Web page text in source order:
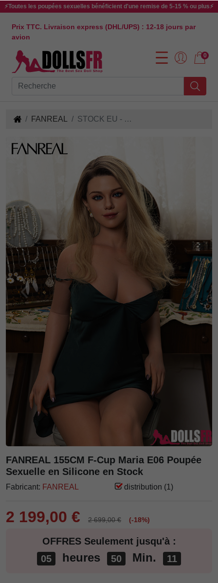
⚡Toutes les poupées sexuelles bénéficient d'une remise de 5-15 % ou plus⚡
Prix TTC. Livraison express (DHL/UPS) : 12-18 jours par
avion
0
FANREAL STOCK EU - 155CM F-Cup Maria E06 Poupée Sexuelle en Silicone
FANREAL 155CM F-Cup Maria E06 Poupée
Sexuelle en Silicone en Stock
Fabricant: FANREAL distribution (1)
2 199,00 € 2 699,00 € (-18%)
OFFRES Seulement jusqu'à :
05
heures 50 Min. 10